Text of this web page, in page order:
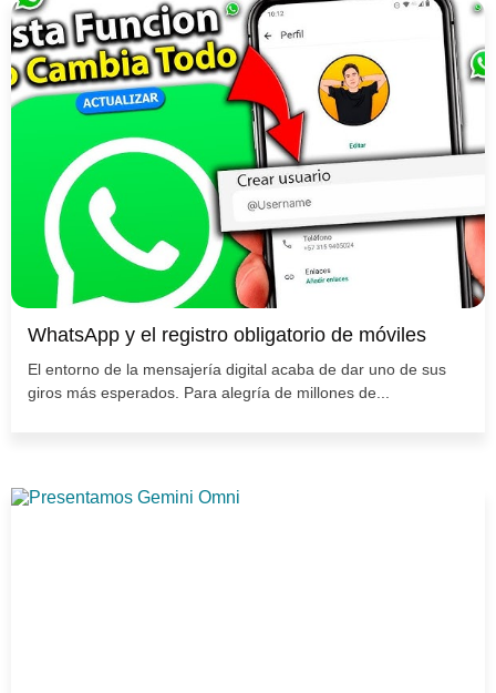
WhatsApp y el registro obligatorio de móviles
El entorno de la mensajería digital acaba de dar uno de sus
giros más esperados. Para alegría de millones de...